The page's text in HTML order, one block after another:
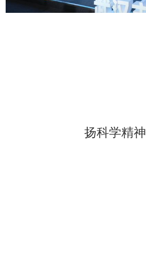
扬科学精神